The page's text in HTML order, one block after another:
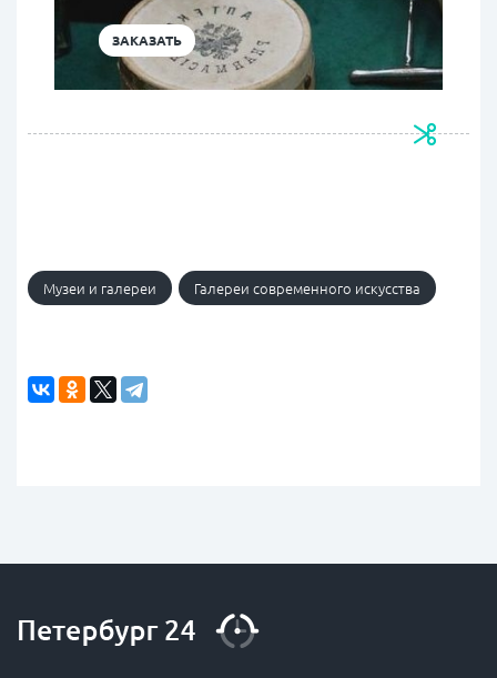
ЗАКАЗАТЬ
Музеи и галереи Галереи современного искусства